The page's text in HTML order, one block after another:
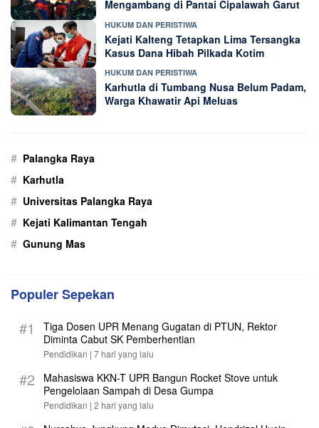
Mengambang di Pantai Cipalawah Garut
HUKUM DAN PERISTIWA
Kejati Kalteng Tetapkan Lima Tersangka
Kasus Dana Hibah Pilkada Kotim
HUKUM DAN PERISTIWA
Karhutla di Tumbang Nusa Belum Padam,
Warga Khawatir Api Meluas
# Palangka Raya
# Karhutla
# Universitas Palangka Raya
# Kejati Kalimantan Tengah
# Gunung Mas
Populer Sepekan
#1
Tiga Dosen UPR Menang Gugatan di PTUN, Rektor
Diminta Cabut SK Pemberhentian
Pendidikan | 7 hari yang lalu
#2
Mahasiswa KKN-T UPR Bangun Rocket Stove untuk
Pengelolaan Sampah di Desa Gumpa
Pendidikan | 2 hari yang lalu